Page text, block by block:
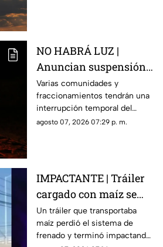
NO HABRÁ LUZ |
Anuncian suspensión
del suministro eléctrico
en Querétaro; estás
serán las zonas
afectadas
Varias comunidades y
fraccionamientos tendrán una
interrupción temporal del
servicio eléctrico durante
agosto 07, 2026 07:29 p. m.
IMPACTANTE | Tráiler
cargado con maíz se
queda sin frenos y
embiste a siete
vehículos
Un tráiler que transportaba
maíz perdió el sistema de
frenado y terminó impactando